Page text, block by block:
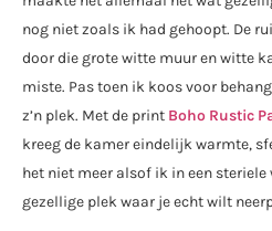
nog niet zoals ik had gehoopt. De
door die grote witte muur en witte
miste. Pas toen ik koos voor
z’n plek. Met de print Boho Rustic
kreeg de kamer eindelijk warmte,
het niet meer alsof ik in een
gezellige plek waar je echt wilt